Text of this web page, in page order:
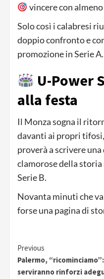
vincere con
Solo così i calabresi
doppio confronto e
promozione in Serie A.
U-Power
alla festa
Il Monza sogna il
davanti ai propri
proverà a scrivere
clamorose della
Serie B.
Novanta minuti che
forse una pagina di
Continue
Reading
Previous
Palermo,
serviranno rinforzi